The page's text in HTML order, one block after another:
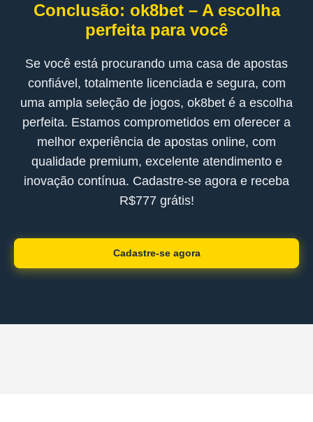
Conclusão: ok8bet – A escolha
perfeita para você
Se você está procurando uma casa de apostas
confiável, totalmente licenciada e segura, com
uma ampla seleção de jogos, ok8bet é a escolha
perfeita. Estamos comprometidos em oferecer a
melhor experiência de apostas online, com
qualidade premium, excelente atendimento e
inovação contínua. Cadastre-se agora e receba
R$777 grátis!
Cadastre-se agora